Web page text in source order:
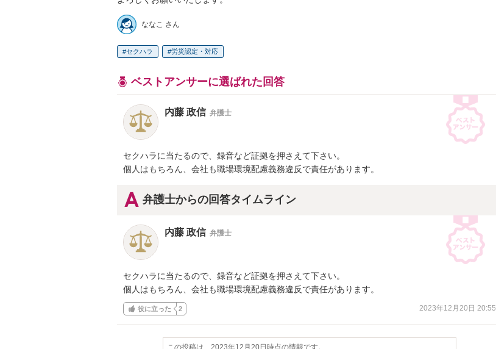
ななこ さん
セクハラ 労災認定・対応
ベストアンサーに選ばれた回答
内藤 政信 弁護士
セクハラに当たるので、録音など証拠を押さえて下さい。
個人はもちろん、会社も職場環境配慮義務違反で責任があります。
弁護士からの回答タイムライン
内藤 政信 弁護士
セクハラに当たるので、録音など証拠を押さえて下さい。
個人はもちろん、会社も職場環境配慮義務違反で責任があります。
役に立った 2 2023年12月20日 20:55
この投稿は、2023年12月20日時点の情報です。